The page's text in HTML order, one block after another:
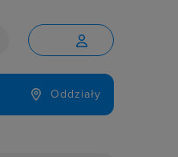

Oddziały